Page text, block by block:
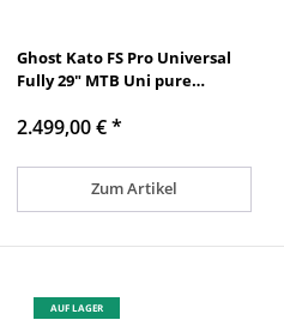
Ghost Kato FS Pro Universal
Fully 29" MTB Uni pure
2026
2.499,00 €*
Zum Artikel
AUF LAGER